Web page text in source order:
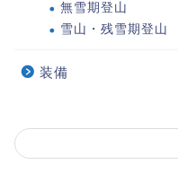
無雪期登山
雪山・残雪期登山
装備